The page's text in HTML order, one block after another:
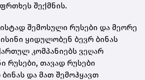
შექმნის.
შემოსული რუსები და მეორე
ყიდულობენ ბევრ ბინას
კომპანიებს ვეღარ
რუსები, თავად რუსები
და მათ შემოჰყავთ